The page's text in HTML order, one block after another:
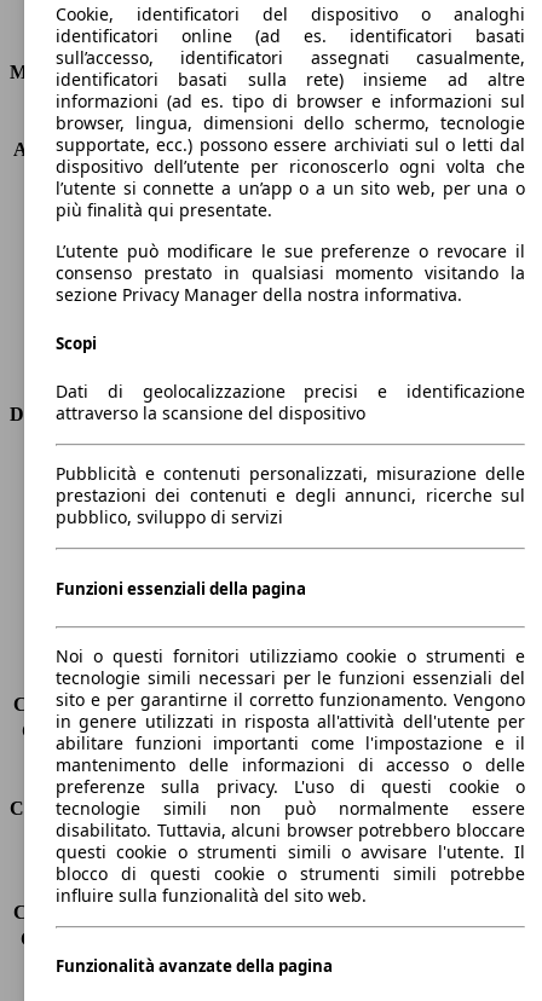
Consumi
Motore e Prestazioni
KW (PS)
66 kW (90 PS)
Accelerazione (0-100 km/h) 14.1s
Velocità massima (km/h)
172 km/h
Numero di marce
6
Cilindrata
1396 ccm
Carburante
Diesel
Trasmissione
Dimensioni
Lunghezza
4050 mm
Altezza
1460 mm
Larghezza
1720 mm
Passo
2570 mm
Carico massimo
-
Porte
5
Sedili
5
Carico sul tetto
-
Capacità di traino (senza freni) -
Capacità di traino (con freni)
1100 kg
Volume del bagagliaio
288 - 923 l
Consumi
Emissioni di CO2*
102 g/km (komb.)
Consumo (urbano)
4.7 l/100km
Consumo (extra-urbano)
Consumo (combinato)*
Classe di emissione
Euro 6
Cookie, identificatori del dispositivo o analoghi
identificatori online (ad es. identificatori basati
sull’accesso, identificatori assegnati casualmente,
identificatori basati sulla rete) insieme ad altre
informazioni (ad es. tipo di browser e informazioni sul
browser, lingua, dimensioni dello schermo, tecnologie
supportate, ecc.) possono essere archiviati sul o letti dal
dispositivo dell’utente per riconoscerlo ogni volta che
l’utente si connette a un’app o a un sito web, per una o
più finalità qui presentate.
L’utente può modificare le sue preferenze o revocare il
consenso prestato in qualsiasi momento visitando la
sezione Privacy Manager della nostra informativa.
Scopi
Dati di geolocalizzazione precisi e identificazione
attraverso la scansione del dispositivo
Pubblicità e contenuti personalizzati, misurazione delle
prestazioni dei contenuti e degli annunci, ricerche sul
pubblico, sviluppo di servizi
Funzioni essenziali della pagina
Noi o questi fornitori utilizziamo cookie o strumenti e
tecnologie simili necessari per le funzioni essenziali del
sito e per garantirne il corretto funzionamento. Vengono
in genere utilizzati in risposta all'attività dell'utente per
abilitare funzioni importanti come l'impostazione e il
mantenimento delle informazioni di accesso o delle
preferenze sulla privacy. L'uso di questi cookie o
tecnologie simili non può normalmente essere
disabilitato. Tuttavia, alcuni browser potrebbero bloccare
questi cookie o strumenti simili o avvisare l'utente. Il
blocco di questi cookie o strumenti simili potrebbe
influire sulla funzionalità del sito web.
Funzionalità avanzate della pagina